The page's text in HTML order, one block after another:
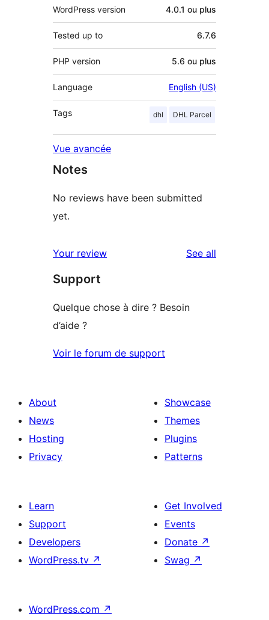
WordPress version 4.0.1 ou plus
Tested up to 6.7.6
PHP version 5.6 ou plus
Language English (US)
Tags dhl DHL Parcel
Vue avancée
Notes
No reviews have been submitted
yet.
Your review See all
Support
Quelque chose à dire ? Besoin
d’aide ?
Voir le forum de support
About
News
Hosting
Privacy
Showcase
Themes
Plugins
Patterns
Learn
Support
Developers
WordPress.tv ↗
Get Involved
Events
Donate ↗
Swag ↗
WordPress.com ↗